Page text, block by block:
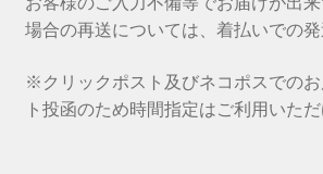
場合の再送については、着払いでの発
※クリックポスト及びネコポスでのお
ト投函のため時間指定はご利用いただ